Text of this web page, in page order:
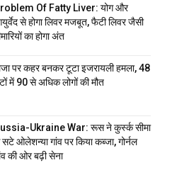
Of Fatty Liver: योग और
से होगा लिवर मजबूत, फैटी लिवर जैसी
का होगा अंत
पर कहर बनकर टूटा इजरायली हमला, 48
में 90 से अधिक लोगों की मौत
Ukraine War: रूस ने कुर्स्क सीमा
ओलेशन्या गांव पर किया कब्जा, गोर्नल
की ओर बढ़ी सेना